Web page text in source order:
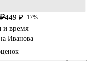
449 ₽ -17%
и время
Иванова